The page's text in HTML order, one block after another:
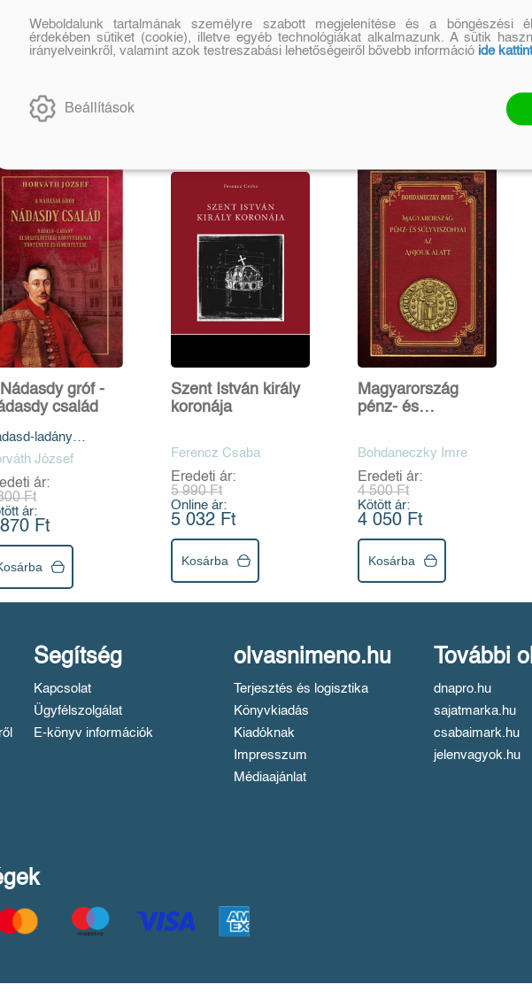
gróf -
család
ladány
József
ár:
Ft
ár:
Ft
Szent István király
koronája
Ferencz Csaba
Eredeti ár:
5 990 Ft
Online ár:
5 032 Ft
Kosárba
Magyarország
pénz- és
Bohdaneczky Imre
Eredeti ár:
4 500 Ft
Kötött ár:
4 050 Ft
Kosárba
Segítség
Kapcsolat
Ügyfélszolgálat
E-könyv információk
olvasnimeno.hu
Terjesztés és logisztika
Könyvkiadás
Kiadóknak
Impresszum
Médiaajánlat
További
dnapro.hu
sajatmarka.hu
csabaimark.hu
jelenvagyok.hu
Weboldalunk tartalmának személyre szabott megjelenítése és a böngészési
érdekében sütiket (cookie), illetve egyéb technológiákat alkalmazunk. A sütik
irányelveinkről, valamint azok testreszabási lehetőségeiről bővebb információ ide
Beállítások